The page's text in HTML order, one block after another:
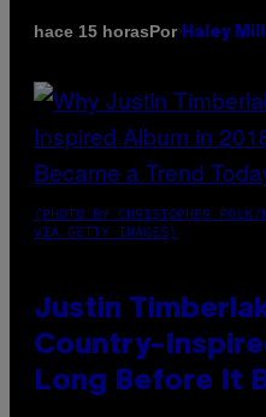
hace 15 horasPor Haley
(PHOTO BY CHRISTOPHER POLK/
VIA GETTY IMAGES)
Justin
Country-
Long Before It